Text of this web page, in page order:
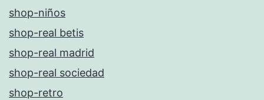
shop-niños
shop-real betis
shop-real madrid
shop-real sociedad
shop-retro